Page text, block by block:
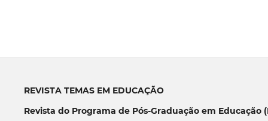
REVISTA TEMAS EM EDUCAÇÃO
Revista do Programa de Pós-Graduação em Educação